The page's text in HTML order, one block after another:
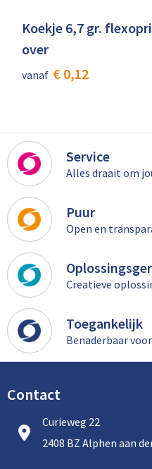
Koekje 6,7 gr.
over
vanaf € 0,12
Service
Alles draait om
Puur
Open en
Creatieve
Toegankelijk
Benaderbaar
Contact
Curieweg 22
2408 BZ Alphen aan